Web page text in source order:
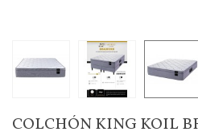
COLCHÓN KING KOIL